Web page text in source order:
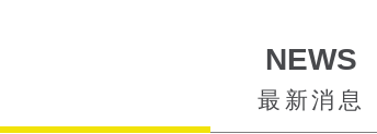
NEWS
最新消息